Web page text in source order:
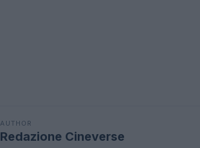
AUTHOR
Redazione Cineverse